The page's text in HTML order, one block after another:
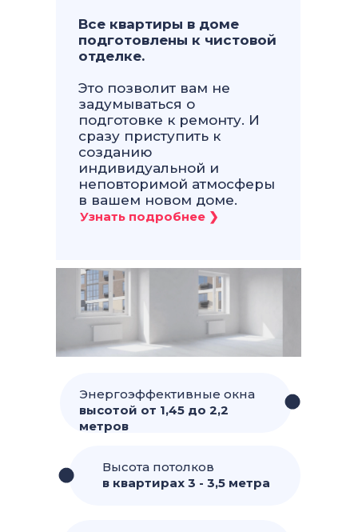
Все квартиры в доме
подготовлены к чистовой
отделке.
Это позволит вам не
задумываться о
подготовке к ремонту. И
сразу приступить к
созданию
индивидуальной и
неповторимой атмосферы
в вашем новом доме.
Высота потолков
в квартирах 3 - 3,5 метра
Энергоэффективные окна
высотой от 1,45 до 2,2
метров